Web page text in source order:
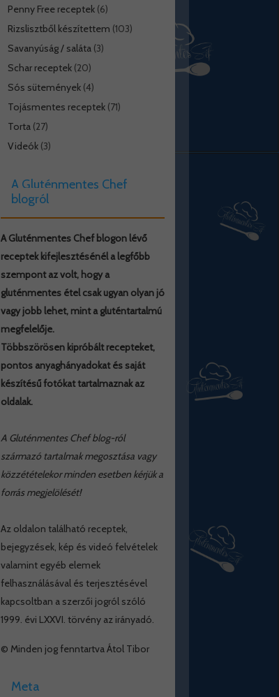
Penny Free receptek(6)
Rizslisztből készítettem (103)
Savanyúság / saláta(3)
Schar receptek(20)
Sós sütemények(4)
Tojásmentes receptek(71)
Torta(27)
Videók(3)
A Gluténmentes Chef
blogról
A Gluténmentes Chef blogon lévő
receptek kifejlesztésénél a legfőbb
szempont az volt, hogy a
gluténmentes étel csak ugyan olyan jó
vagy jobb lehet, mint a gluténtartalmú
megfelelője.
Többszörösen kipróbált recepteket,
pontos anyaghányadokat és saját
készítésű fotókat tartalmaznak az
oldalak.
A Gluténmentes Chef blog-ról
származó tartalmak megosztása vagy
közzétételekor minden esetben kérjük a
forrás megjelölését!
Az oldalon található receptek,
bejegyzések, kép és videó felvételek
valamint egyéb elemek
felhasználásával és terjesztésével
kapcsoltban a szerzői jogról szóló
1999. évi LXXVI. törvény az irányadó.
© Minden jog fenntartva Átol Tibor
Meta